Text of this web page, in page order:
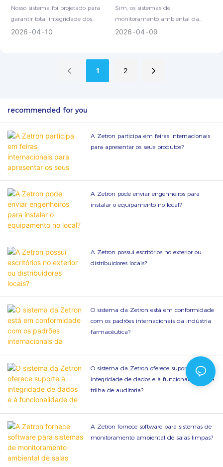
integridade de dados e à
funcionalidade de trilha
Nosso sistema foi projetado para
garantir total integridade dos
dados e recursos abrangentes de
rigorosos para gerenciamento de
2026 04 10
padrões internacionais da
indústria farmacêutica?
Sim, os sistemas de
monitoramento ambiental da
Zetron atendem integralmente
oferecendo suporte à
2026 04 09
1 2
recommended for you
A Zetron participa em feiras internacionais
para apresentar os seus produtos?
A Zetron pode enviar engenheiros para
instalar o equipamento no local?
A Zetron possui escritórios no exterior ou
distribuidores locais?
O sistema da Zetron está em conformidade
com os padrões internacionais da indústria
farmacêutica?
O sistema da Zetron oferece suporte à
integridade de dados e à funcionalidade de
trilha de auditoria?
A Zetron fornece software para sistemas de
monitoramento ambiental de salas limpas?